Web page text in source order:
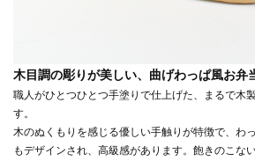
木目調の彫りが美しい、曲げわっぱ風お
職人がひとつひとつ手塗りで仕上げた、まるで木
す。
木のぬくもりを感じる優しい手触りが特徴で、わ
もデザインされ、高級感があります。飽きのこな